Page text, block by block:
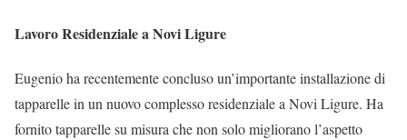
Lavoro Residenziale a Novi Ligure
Eugenio ha recentemente concluso un’importante installazione di
tapparelle in un nuovo complesso residenziale a Novi Ligure. Ha
fornito tapparelle su misura che non solo migliorano l’aspetto